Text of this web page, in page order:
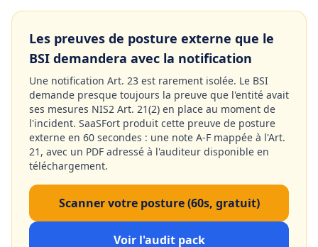
Les preuves de posture externe que le
BSI demandera avec la notification
Une notification Art. 23 est rarement isolée. Le BSI
demande presque toujours la preuve que l'entité avait
ses mesures NIS2 Art. 21(2) en place au moment de
l'incident. SaaSFort produit cette preuve de posture
externe en 60 secondes : une note A-F mappée à l'Art.
21, avec un PDF adressé à l'auditeur disponible en
téléchargement.
Scanner votre posture (60s, gratuit)
Voir l'audit pack